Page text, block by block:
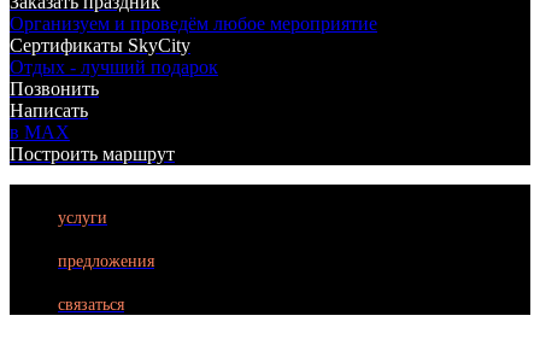
БИЛЬЯРД
ЛАЗЕРТАГ
Организуем и проведём любое мероприятие
Сертификаты SkyCity
Отдых - лучший подарок
Позвонить
Написать
в MAX
Построить маршрут
услуги
предложения
связаться